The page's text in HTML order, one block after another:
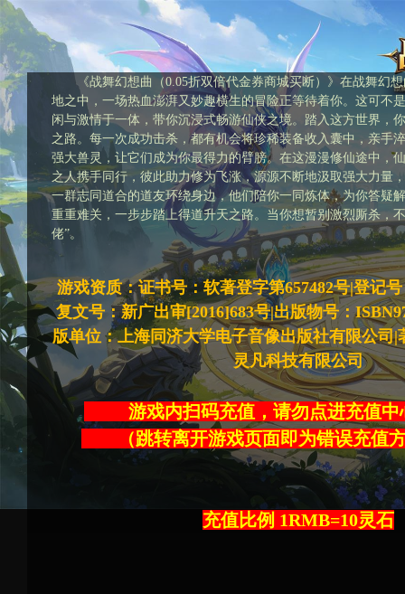
《战舞幻想曲（0.05折双倍代金券商城买断）》在战舞幻
地之中，一场热血澎湃又妙趣横生的冒险正等待着你。这可不
闲与激情于一体，带你沉浸式畅游仙侠之境。踏入这方世界，
之路。每一次成功击杀，都有机会将珍稀装备收入囊中，亲手
强大兽灵，让它们成为你最得力的臂膀。在这漫漫修仙途中，
之人携手同行，彼此助力修为飞涨，源源不断地汲取强大力量
一群志同道合的道友环绕身边，他们陪你一同炼体，为你答疑
重重难关，一步步踏上得道升天之路。当你想暂别激烈厮杀，
佬”。
游戏资质：证书号：软著登字第657482号|登记号
复文号：新广出审[2016]683号|出版物号：
版单位：上海同济大学电子音像出版社有限公司|
灵凡科技有限公司
游戏内扫码充值，请勿点进充
（跳转离开游戏页面即为错误
充值比例 1RMB=10灵石